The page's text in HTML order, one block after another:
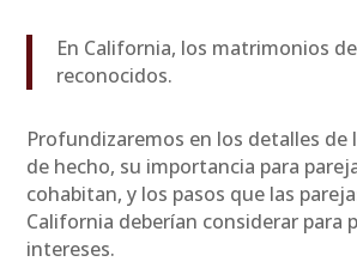
En California, los matrimonios
reconocidos.
Profundizaremos en los detalles
de hecho, su importancia para
cohabitan, y los pasos que las
California deberían considerar para
intereses.